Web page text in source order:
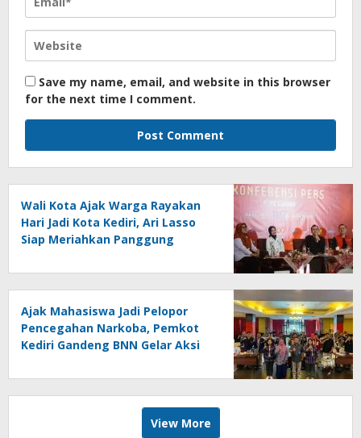
Save my name, email, and website in this browser
for the next time I comment.
Wali Kota Ajak Warga Rayakan
Hari Jadi Kota Kediri, Ari Lasso
Siap Meriahkan Panggung
Ajak Mahasiswa Jadi Pelopor
Pencegahan Narkoba, Pemkot
Kediri Gandeng BNN Gelar Aksi
View More